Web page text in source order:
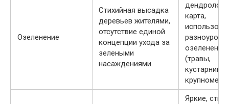
Озеленение
Стихийная высадка
деревьев жителями,
отсутствие единой
концепции ухода за
зелеными
насаждениями.
карта,
озеленения
(травы,
кустарники,
Яркие,